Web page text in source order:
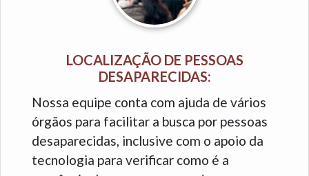
LOCALIZAÇÃO DE PESSOAS
DESAPARECIDAS:
Nossa equipe conta com ajuda de vários
órgãos para facilitar a busca por pessoas
desaparecidas, inclusive com o apoio da
tecnologia para verificar como é a